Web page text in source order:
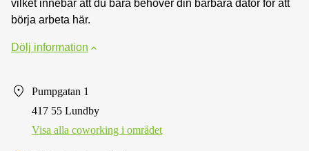
vilket innebär att du bara behöver din bärbara dator för att
börja arbeta här.
Dölj information
Pumpgatan 1
417 55 Lundby
Visa alla сoworking i området